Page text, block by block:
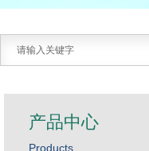
产品中心
Products